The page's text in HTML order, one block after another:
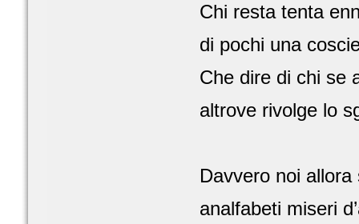
Chi resta tenta
di pochi una
Che dire di chi se
altrove rivolge lo
Davvero noi allora
analfabeti miseri